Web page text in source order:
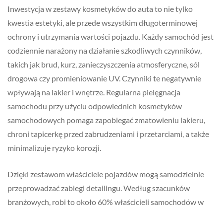
Inwestycja w zestawy kosmetyków do auta to nie tylko
kwestia estetyki, ale przede wszystkim długoterminowej
ochrony i utrzymania wartości pojazdu. Każdy samochód jest
codziennie narażony na działanie szkodliwych czynników,
takich jak brud, kurz, zanieczyszczenia atmosferyczne, sól
drogowa czy promieniowanie UV. Czynniki te negatywnie
wpływają na lakier i wnętrze. Regularna pielęgnacja
samochodu przy użyciu odpowiednich kosmetyków
samochodowych pomaga zapobiegać zmatowieniu lakieru,
chroni tapicerkę przed zabrudzeniami i przetarciami, a także
minimalizuje ryzyko korozji.
Dzięki zestawom właściciele pojazdów mogą samodzielnie
przeprowadzać zabiegi detailingu. Według szacunków
branżowych, robi to około 60% właścicieli samochodów w